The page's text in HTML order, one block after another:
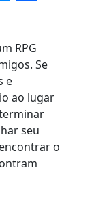
RPG
Se
e
ao lugar
seu
o